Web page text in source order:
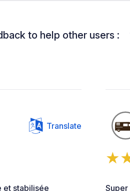
to help other users :
Translate
et stabilisée
Super